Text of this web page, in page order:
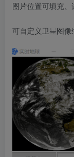
图片位置可填充、
可自定义卫星图像